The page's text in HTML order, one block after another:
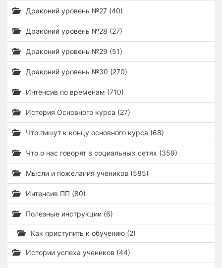
Драконий уровень №27 (40)
Драконий уровень №28 (27)
Драконий уровень №29 (51)
Драконий уровень №30 (270)
Интенсив по временам (710)
История Основного курса (27)
Что пишут к концу основного курса (68)
Что о нас говорят в социальных сетях (359)
Мысли и пожелания учеников (585)
Интенсив ПП (80)
Полезные инструкции (6)
Как приступить к обучению (2)
Истории успеха учеников (44)